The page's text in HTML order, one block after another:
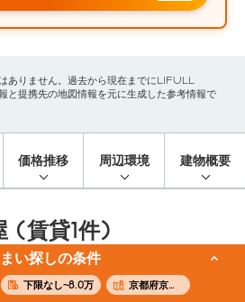
い探しの条件
下限なし~8.0万 京都府京都市下京区
ありません。過去から現在までにLIFULL
と提携先の地図情報を元に生成した参考情報で
価格推移 周辺環境 建物概要
(賃貸1件)